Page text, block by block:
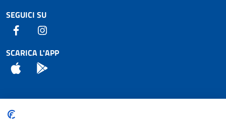
SEGUICI SU
Facebook
SCARICA L'APP
App Store
Attuazione Misure PNRR